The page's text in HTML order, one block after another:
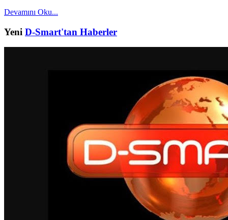
Devamını Oku...
Yeni D-Smart'tan Haberler